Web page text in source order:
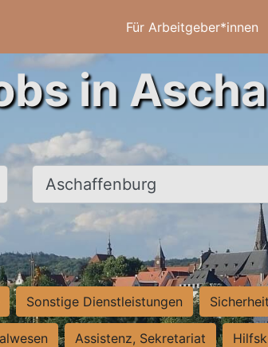
Für Arbeitgeber*innen
in
Ort, Stadt
Sonstige Dienstleistungen
Assistenz, Sekretariat